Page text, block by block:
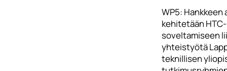
WP5: Hankkeen
kehitetään
soveltamiseen
yhteistyötä
teknillisen